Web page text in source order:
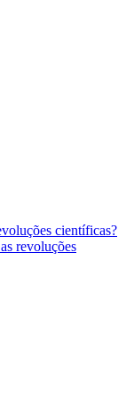
científicas?
revoluções